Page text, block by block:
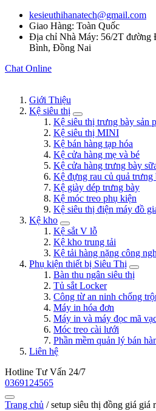
kesieuthihanatech@gmail.com
Giao Hàng: Toàn Quốc
Địa chỉ Nhà Máy: 56/2T đường
Bình, Đồng Nai
Chat Online
Giới Thiệu
Kệ siêu thị
Kệ siêu thị trưng bày sản
Kệ siêu thị MINI
Kệ bán hàng tạp hóa
Kệ cửa hàng mẹ và bé
Kệ cửa hàng trưng bày
Kệ đựng rau củ quả trưng
Kệ giày dép trưng bày
Kệ móc treo phụ kiện
Kệ siêu thị điện máy đồ
Kệ kho
Kệ sắt V lỗ
Kệ kho trung tải
Kệ tải hàng nặng công
Phụ kiện thiết bị Siêu Thị
Bàn thu ngân siêu thị
Tủ sắt Locker
Công từ an ninh chống
Máy in hóa đơn
Máy in và máy đọc mã
Móc treo cài lưới
Phần mềm quản lý bán
Liên hệ
Hotline Tư Vấn 24/7
0369124565
Trang chủ /setup siêu thị đồng giá giá